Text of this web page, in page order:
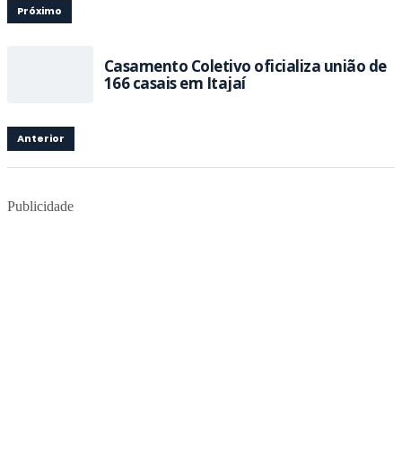
Próximo
Casamento Coletivo oficializa união de
166 casais em Itajaí
Anterior
Publicidade